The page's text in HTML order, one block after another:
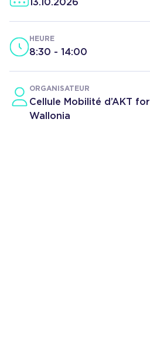
HEURE
8:30 - 14:00
ORGANISATEUR
Cellule Mobilité d’AKT for
Wallonia